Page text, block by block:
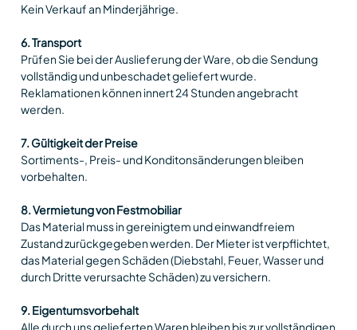
Kein Verkauf an Minderjährige.
6. Transport
Prüfen Sie bei der Auslieferung der Ware, ob die Sendung
vollständig und unbeschadet geliefert wurde.
Reklamationen können innert 24 Stunden angebracht
werden.
7. Gültigkeit der Preise
Sortiments-, Preis- und Konditonsänderungen bleiben
vorbehalten.
8. Vermietung von Festmobiliar
Das Material muss in gereinigtem und einwandfreiem
Zustand zurückgegeben werden. Der Mieter ist verpflichtet,
das Material gegen Schäden (Diebstahl, Feuer, Wasser und
durch Dritte verursachte Schäden) zu versichern.
9. Eigentumsvorbehalt
Alle durch uns gelieferten Waren bleiben bis zur vollständigen